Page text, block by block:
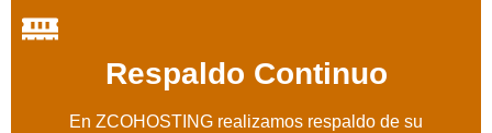
Respaldo Continuo
En ZCOHOSTING realizamos respaldo de su